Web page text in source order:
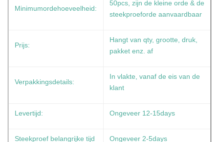
Minimumordehoeveelheid:
50pcs, zijn de kleine orde & de
steekproeforde aanvaardbaar
Prijs:
Hangt van qty, grootte, druk,
pakket enz. af
Verpakkingsdetails:
In vlakte, vanaf de eis van de
klant
Levertijd: Ongeveer 12-15days
Steekproef belangrijke tijd Ongeveer 2-5days